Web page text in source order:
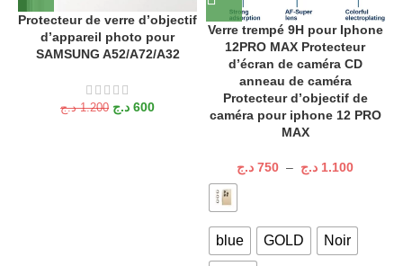
Protecteur de verre d’objectif
d’appareil photo pour
SAMSUNG A52/A72/A32
1.200 د.ج 600 د.ج
Verre trempé 9H pour Iphone
12PRO MAX Protecteur
d’écran de caméra CD
anneau de caméra
Protecteur d’objectif de
caméra pour iphone 12 PRO
MAX
750 د.ج – 1.100 د.ج
blue GOLD Noir